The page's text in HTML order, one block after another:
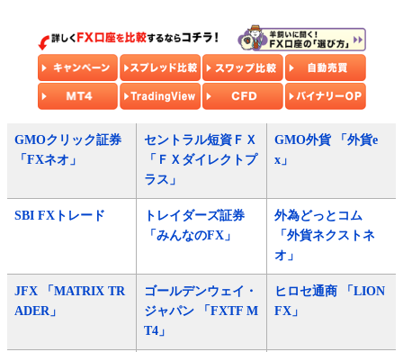
GMOクリック証券
「FXネオ」
セントラル短資ＦＸ
「ＦＸダイレクトプ
ラス」
GMO外貨 「外貨e
x」
SBI FXトレード
トレイダーズ証券
「みんなのFX」
外為どっとコム
「外貨ネクストネ
オ」
JFX 「MATRIX TR
ADER」
ゴールデンウェイ・
ジャパン 「FXTF M
T4」
ヒロセ通商 「LION
FX」